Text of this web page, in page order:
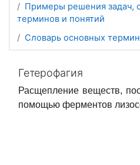
Примеры решения задач,
терминов и понятий
Словарь основных
Гетерофагия
Расщепление веществ,
помощью ферментов